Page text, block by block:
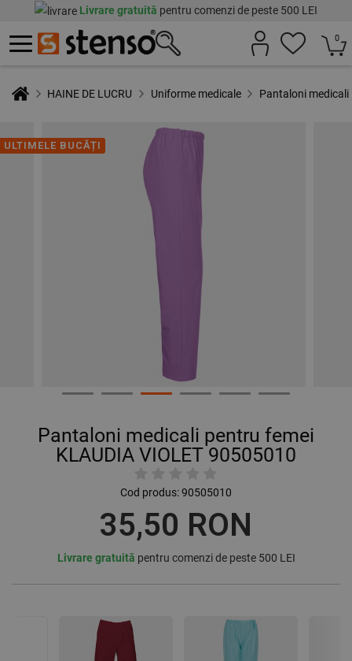
Livrare gratuită pentru comenzi de peste 500 LEI
0
HAINE DE LUCRU Uniforme medicale Pantaloni medicali
ULTIMELE BUCĂȚI
Pantaloni medicali pentru femei
KLAUDIA VIOLET 90505010
Cod produs:90505010
35,50 RON
Livrare gratuită pentru comenzi de peste 500 LEI